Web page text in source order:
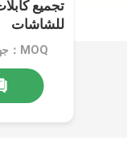
للشاشات